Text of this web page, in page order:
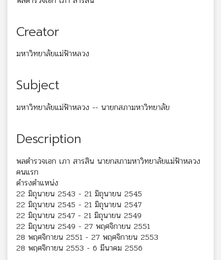
Creator
มหาวิทยาลัยแม่ฟ้าหลวง
Subject
มหาวิทยาลัยแม่ฟ้าหลวง -- นายกสภามหาวิทยาลัย
Description
พลตำรวจเอก เภา สารสิน นายกสภามหาวิทยาลัยแม่ฟ้าหลวง
คนแรก
ดำรงตำแหน่ง
22 มิถุนายน 2543 - 21 มิถุนายน 2545
22 มิถุนายน 2545 - 21 มิถุนายน 2547
22 มิถุนายน 2547 - 21 มิถุนายน 2549
22 มิถุนายน 2549 - 27 พฤศจิกายน 2551
28 พฤศจิกายน 2551 - 27 พฤศจิกายน 2553
28 พฤศจิกายน 2553 - 6 มีนาคม 2556